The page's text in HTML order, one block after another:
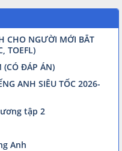
CHO NGƯỜI MỚI BẮT
TOEFL)
(CÓ ĐÁP ÁN)
ANH SIÊU TỐC 2026-
tập 2
Anh